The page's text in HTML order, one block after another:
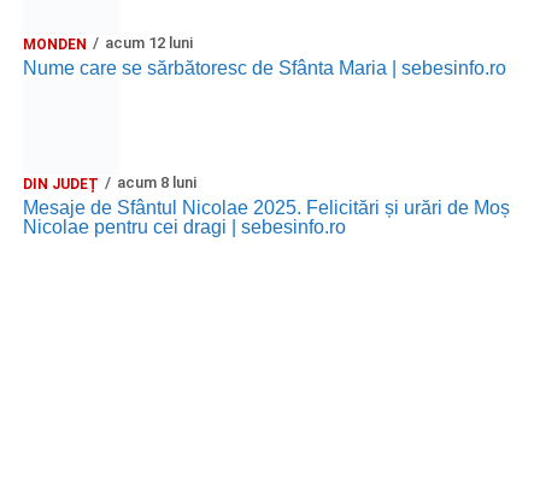
MONDEN acum 12 luni
Nume care se sărbătoresc de Sfânta Maria | sebesinfo.ro
DIN JUDEȚ acum 8 luni
Mesaje de Sfântul Nicolae 2025. Felicitări și urări de Moș
Nicolae pentru cei dragi | sebesinfo.ro